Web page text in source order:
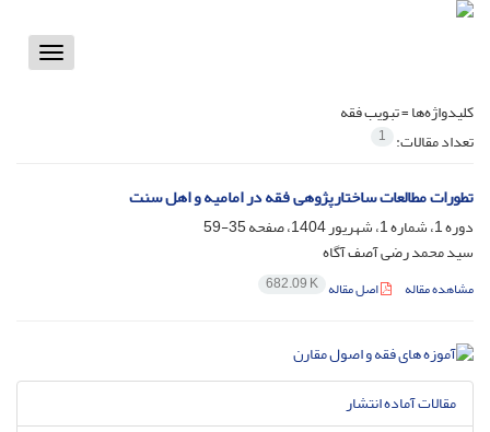
Toggle
کلیدواژه‌ها =تبویب فقه
تعداد مقالات: 1
تطورات مطالعات ساختارپژوهی فقه در امامیه و اهل سنت
دوره 1، شماره 1، شهریور 1404، صفحه
35-59
سید محمد رضی آصف آگاه
مشاهده مقاله اصل مقاله 682.09 K
مقالات آماده انتشار